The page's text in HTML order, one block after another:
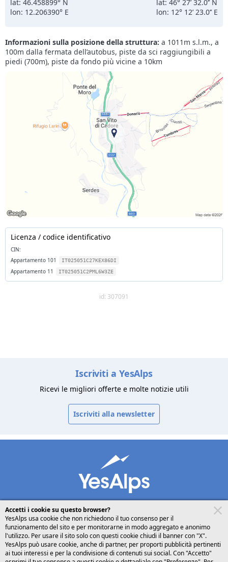
lat: 46.458899° N
lon: 12.206390° E
lat: 46° 27’ 32.0’’ N
lon: 12° 12’ 23.0’’ E
Informazioni sulla posizione della struttura: a 1011m s.l.m., a
100m dalla fermata dell’autobus, piste da sci raggiungibili a
piedi (700m), piste da fondo più vicine a 10km
Licenza / codice identificativo
CIN:
Appartamento 101
IT025051C27KEX86DI
Appartamento 11 IT025051C2PML6W3ZE
id: 307091
Iscriviti a YesAlps
Ricevi le migliori offerte e molte notizie utili
Iscriviti alla newsletter
desktop seguici su
Italiano
Accetti i cookie su questo browser?
YesAlps usa cookie che non richiedono il tuo consenso per il
funzionamento del sito e per monitorarne in modo aggregato e anonimo
l'utilizzo. Per usare il sito solo con questi cookie chiudi il banner con "X".
YesAlps può usare cookie, anche di partner, per proporti pubblicità pertinenti
ai tuoi interessi e per la condivisione di contenuti sui social. Con "Accetto"